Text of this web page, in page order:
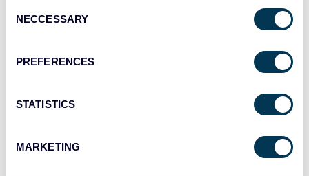
Selection
NECCESSARY
PREFERENCES
STATISTICS
MARKETING
Cuadro de mando de adquisición de
clientes para HubSpot